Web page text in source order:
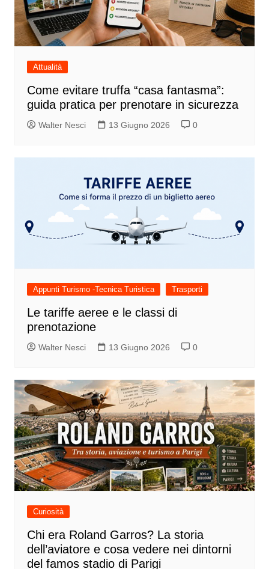
Attualità
Come evitare truffa “casa fantasma”:
guida pratica per prenotare in sicurezza
Walter Nesci 13 Giugno 2026 0
Appunti Turismo -Tecnica Turistica Trasporti
Le tariffe aeree e le classi di
prenotazione
Walter Nesci 13 Giugno 2026 0
Curiosità
Chi era Roland Garros? La storia
dell’aviatore e cosa vedere nei dintorni
del famos stadio di Parigi